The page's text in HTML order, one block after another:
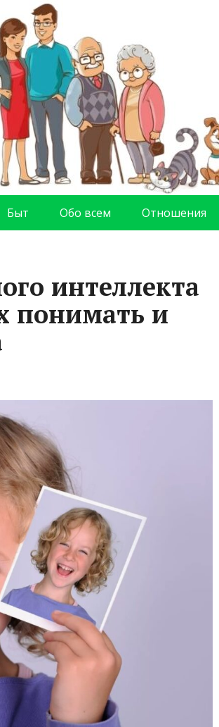
Быт Обо всем Отношения
интеллекта
понимать и